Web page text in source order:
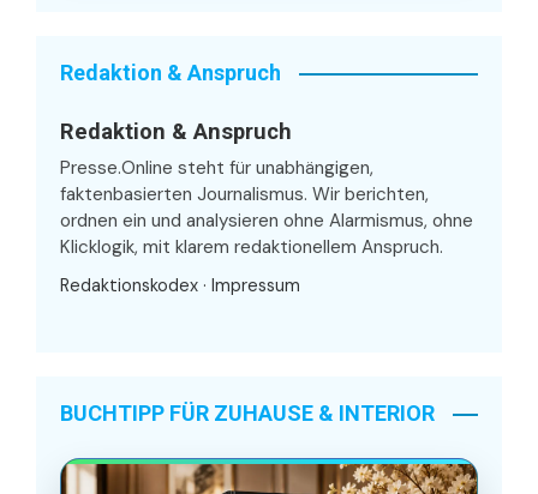
Redaktion & Anspruch
Redaktion & Anspruch
Presse.Online steht für unabhängigen,
faktenbasierten Journalismus. Wir berichten,
ordnen ein und analysieren ohne Alarmismus, ohne
Klicklogik, mit klarem redaktionellem Anspruch.
Redaktionskodex · Impressum
BUCHTIPP FÜR ZUHAUSE & INTERIOR